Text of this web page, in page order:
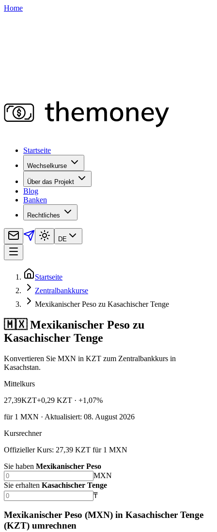
Home
Startseite
Wechselkurse
Über das Projekt
Blog
Banken
Rechtliches
DE
Startseite
Zentralbankkurse
Mexikanischer Peso zu Kasachischer Tenge
🇲🇽 Mexikanischer Peso zu
Kasachischer Tenge
Konvertieren Sie MXN in KZT zum Zentralbankkurs in
Kasachstan.
Mittelkurs
27,39KZT+0,29 KZT · +1,07%
für1 MXN · Aktualisiert: 08. August 2026
Kursrechner
Offizieller Kurs: 27,39 KZT für 1 MXN
Sie haben Mexikanischer Peso
MXN
Sie erhalten Kasachischer Tenge
₸
Mexikanischer Peso (MXN) in Kasachischer Tenge
(KZT) umrechnen